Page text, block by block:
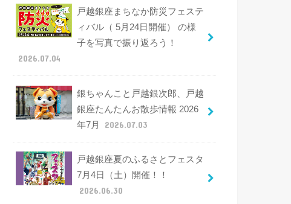
戸越銀座まちなか防災フェステ
ィバル（ 5月24日開催） の様
子を写真で振り返ろう！
2026.07.04
銀ちゃんこと戸越銀次郎、戸越
銀座たんたんお散歩情報 2026
年7月
2026.07.03
戸越銀座夏のふるさとフェスタ
7月4日（土）開催！！
2026.06.30